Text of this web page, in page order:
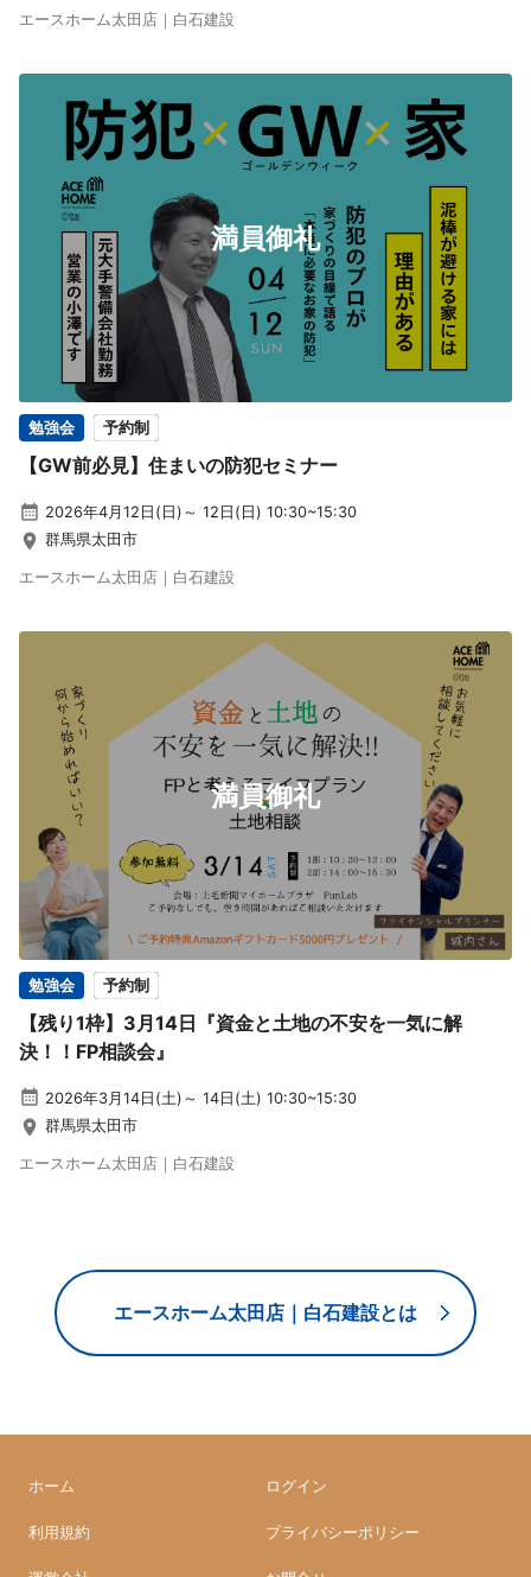
エースホーム太田店｜白石建設
満員御礼
勉強会 予約制
【GW前必見】住まいの防犯セミナー
2026年4月12日(日)～ 12日(日) 10:30~15:30
群馬県太田市
エースホーム太田店｜白石建設
満員御礼
勉強会 予約制
【残り1枠】3月14日『資金と土地の不安を一気に解
決！！FP相談会』
2026年3月14日(土)～ 14日(土) 10:30~15:30
群馬県太田市
エースホーム太田店｜白石建設
エースホーム太田店｜白石建設とは
ホーム ログイン
利用規約 プライバシーポリシー